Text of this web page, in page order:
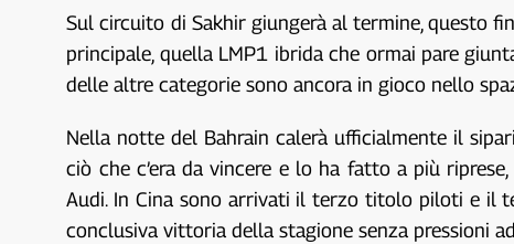
Sul circuito di Sakhir giungerà al termine, questo
principale, quella LMP1 ibrida che ormai pare
delle altre categorie sono ancora in gioco nello
Nella notte del Bahrain calerà ufficialmente il
ciò che c’era da vincere e lo ha fatto a più
Audi. In Cina sono arrivati il terzo titolo piloti e il
conclusiva vittoria della stagione senza pressioni